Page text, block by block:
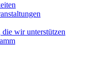
die wir unterstützen